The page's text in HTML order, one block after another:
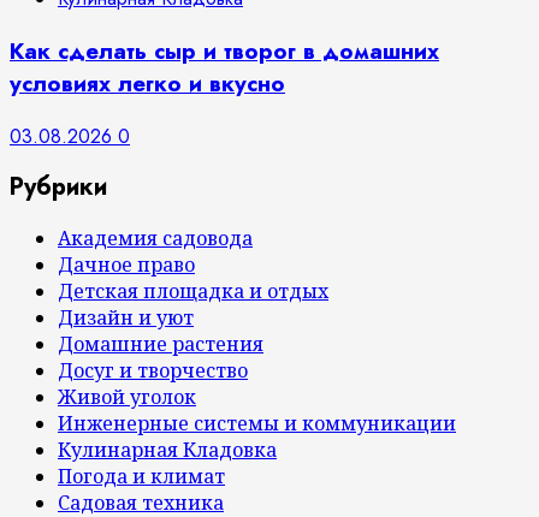
Как сделать сыр и творог в домашних
условиях легко и вкусно
03.08.2026 0
Рубрики
Академия садовода
Дачное право
Детская площадка и отдых
Дизайн и уют
Домашние растения
Досуг и творчество
Живой уголок
Инженерные системы и коммуникации
Кулинарная Кладовка
Погода и климат
Садовая техника